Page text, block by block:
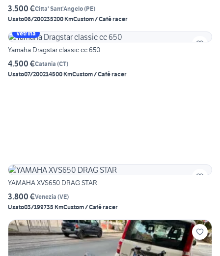
3.500 €Citta' Sant'Angelo(PE)
Usato06/200235200 KmCustom / Café racer
Vetrina
Yamaha Dragstar classic cc 650
4.500 €Catania (CT)
Usato07/200214500 KmCustom / Café racer
YAMAHA XVS650 DRAG STAR
3.800 €Venezia (VE)
Usato03/199735 KmCustom / Café racer